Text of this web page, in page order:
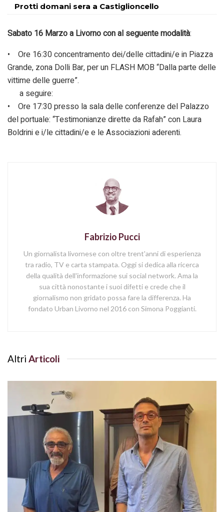
Protti domani sera a Castiglioncello
Sabato 16 Marzo a Livorno con al seguente modalità:
• Ore 16:30 concentramento dei/delle cittadini/e in Piazza
Grande, zona Dolli Bar, per un FLASH MOB “Dalla parte delle
vittime delle guerre”.
a seguire:
• Ore 17:30 presso la sala delle conferenze del Palazzo
del portuale: “Testimonianze dirette da Rafah” con Laura
Boldrini e i/le cittadini/e e le Associazioni aderenti.
Fabrizio Pucci
Un giornalista livornese con oltre trent'anni di esperienza
tra radio, TV e carta stampata. Oggi si dedica alla ricerca
della qualità dell'informazione sui social network. Ama la
sua città nonostante i suoi difetti e crede che il
giornalismo non gridato possa fare la differenza. Ha
fondato Urban Livorno nel 2016 con Simona Poggianti.
Altri Articoli